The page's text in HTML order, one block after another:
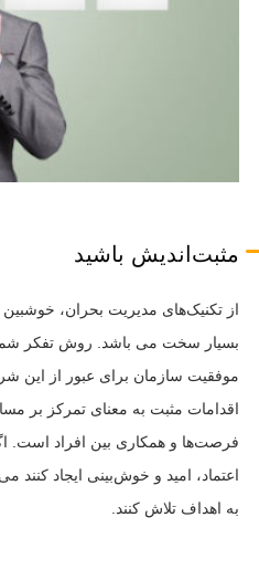
مثبت‌اندیش باشید
از تکنیک‌های مدیریت بحران،
بسیار سخت می باشد. روش تفکر شما
موفقیت سازمان برای عبور از این
اقدامات مثبت به معنای تمرکز بر
فرصت‌ها و همکاری بین افراد است.
اعتماد، امید و خوش‌بینی ایجاد کنند
به اهداف تلاش کنند.